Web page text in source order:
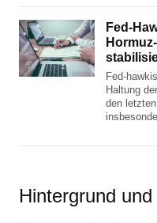
Fed-
Fed-
Haltung
den
Hintergrund